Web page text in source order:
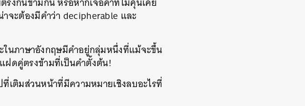
จะต้องมีคำว่า decipherable และ
นภาษาอังกฤษมีคำอยู่กลุ่มหนึ่งที่แม้จะขึ้น
ดคู่ตรงข้ามที่เป็นคำตั้งต้น!
เติมส่วนหน้าที่มีความหมายเชิงลบอะไรที่